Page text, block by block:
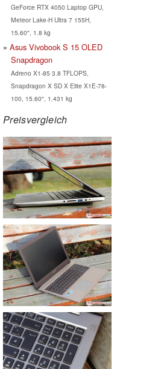
GeForce RTX 4050 Laptop GPU,
Meteor Lake-H Ultra 7 155H,
15.60", 1.8 kg
Asus Vivobook S 15 OLED
Snapdragon
Adreno X1-85 3.8 TFLOPS,
Snapdragon X SD X Elite X1E-78-
100, 15.60", 1.431 kg
Preisvergleich